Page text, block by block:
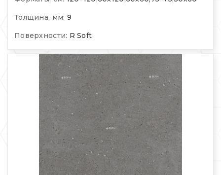
Толщина, мм: 9
Поверхности: R Soft